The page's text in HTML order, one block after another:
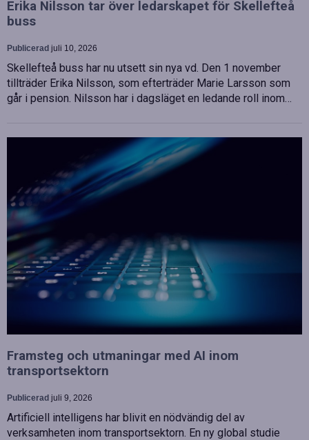
Erika Nilsson tar över ledarskapet för Skellefteå
buss
Publicerad juli 10, 2026
Skellefteå buss har nu utsett sin nya vd. Den 1 november
tillträder Erika Nilsson, som efterträder Marie Larsson som
går i pension. Nilsson har i dagsläget en ledande roll inom…
Framsteg och utmaningar med AI inom
transportsektorn
Publicerad juli 9, 2026
Artificiell intelligens har blivit en nödvändig del av
verksamheten inom transportsektorn. En ny global studie